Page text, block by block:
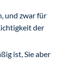
und zwar für
der
ist, Sie aber